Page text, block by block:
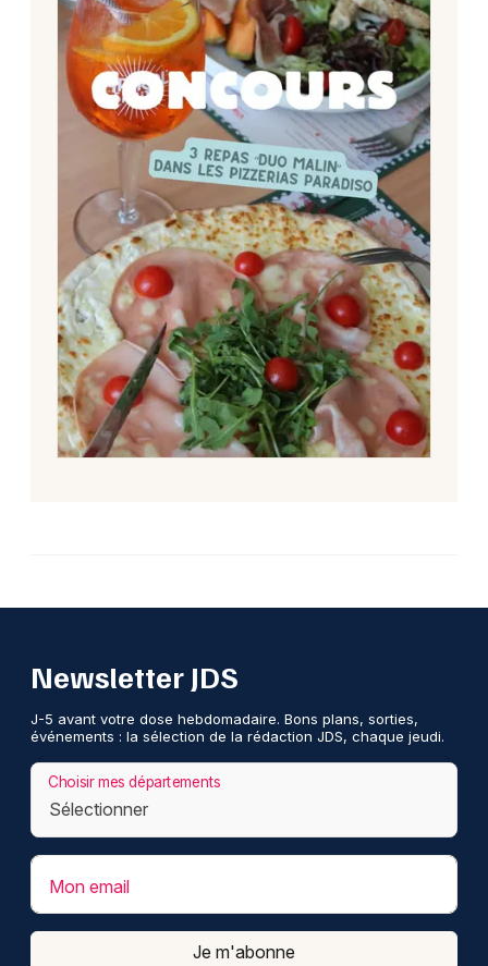
Newsletter JDS
J-5 avant votre dose hebdomadaire. Bons plans, sorties,
événements : la sélection de la rédaction JDS, chaque jeudi.
Choisir mes départements
Mon email
Je m'abonne